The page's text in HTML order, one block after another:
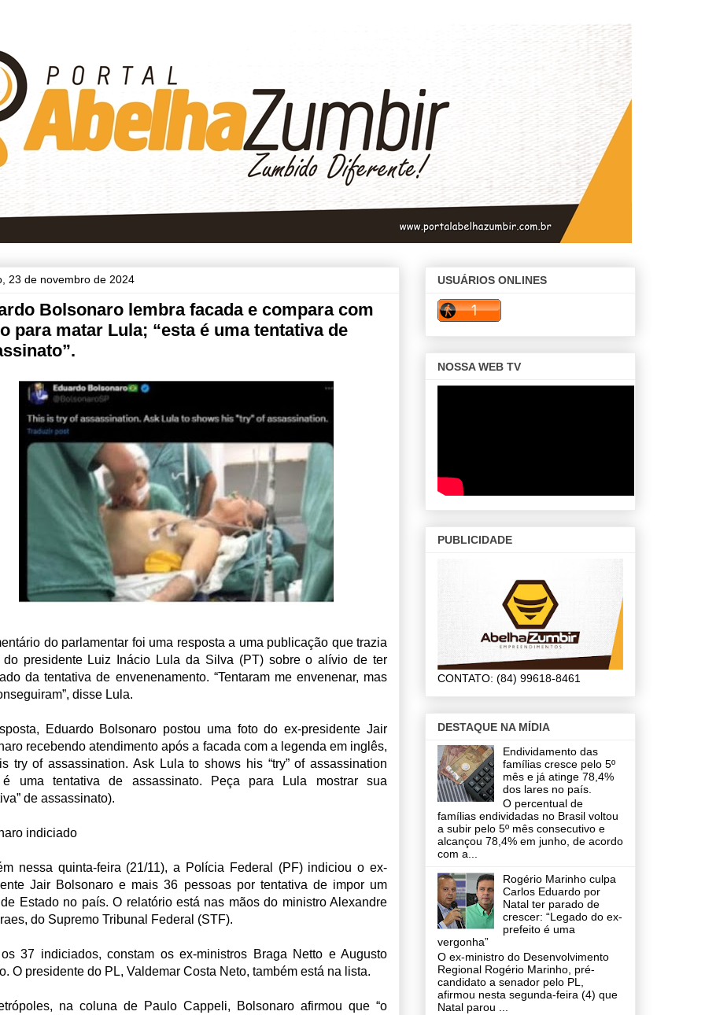
23 de novembro de 2024
Bolsonaro lembra facada e compara com
para matar Lula; “esta é uma tentativa de
do parlamentar foi uma resposta a uma publicação que trazia
presidente Luiz Inácio Lula da Silva (PT) sobre o alívio de ter
da tentativa de envenenamento. “Tentaram me envenenar, mas
disse Lula.
Eduardo Bolsonaro postou uma foto do ex-presidente Jair
recebendo atendimento após a facada com a legenda em inglês,
try of assassination. Ask Lula to shows his “try” of assassination
é uma tentativa de assassinato. Peça para Lula mostrar sua
de assassinato).
indiciado
nessa quinta-feira (21/11), a Polícia Federal (PF) indiciou o ex-
Jair Bolsonaro e mais 36 pessoas por tentativa de impor um
Estado no país. O relatório está nas mãos do ministro Alexandre
do Supremo Tribunal Federal (STF).
37 indiciados, constam os ex-ministros Braga Netto e Augusto
O presidente do PL, Valdemar Costa Neto, também está na lista.
na coluna de Paulo Cappeli, Bolsonaro afirmou que “o
USUÁRIOS ONLINES
NOSSA WEB TV
PUBLICIDADE
CONTATO: (84) 99618-8461
DESTAQUE NA MÍDIA
Endividamento das
famílias cresce pelo 5º
mês e já atinge 78,4%
dos lares no país.
O percentual de
famílias endividadas no Brasil voltou
a subir pelo 5º mês consecutivo e
alcançou 78,4% em junho, de acordo
com a...
Rogério Marinho culpa
Carlos Eduardo por
Natal ter parado de
crescer: “Legado do ex-
prefeito é uma
vergonha”
O ex-ministro do Desenvolvimento
Regional Rogério Marinho, pré-
candidato a senador pelo PL,
afirmou nesta segunda-feira (4) que
Natal parou ...